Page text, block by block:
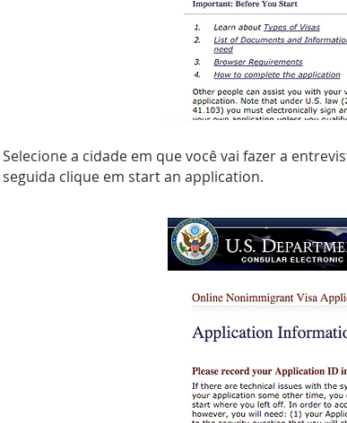
Selecione a cidade em que você vai fazer a
seguida clique em start an application.